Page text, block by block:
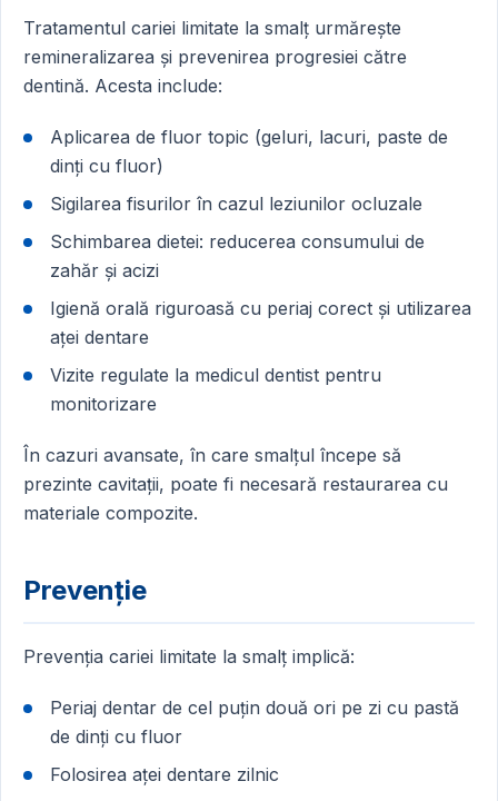
Tratamentul cariei limitate la smalț urmărește
remineralizarea și prevenirea progresiei către
dentină. Acesta include:
Aplicarea de fluor topic (geluri, lacuri, paste de
dinți cu fluor)
Sigilarea fisurilor în cazul leziunilor ocluzale
Schimbarea dietei: reducerea consumului de
zahăr și acizi
Igienă orală riguroasă cu periaj corect și utilizarea
aței dentare
Vizite regulate la medicul dentist pentru
monitorizare
În cazuri avansate, în care smalțul începe să
prezinte cavitații, poate fi necesară restaurarea cu
materiale compozite.
Prevenție
Prevenția cariei limitate la smalț implică:
Periaj dentar de cel puțin două ori pe zi cu pastă
de dinți cu fluor
Folosirea aței dentare zilnic